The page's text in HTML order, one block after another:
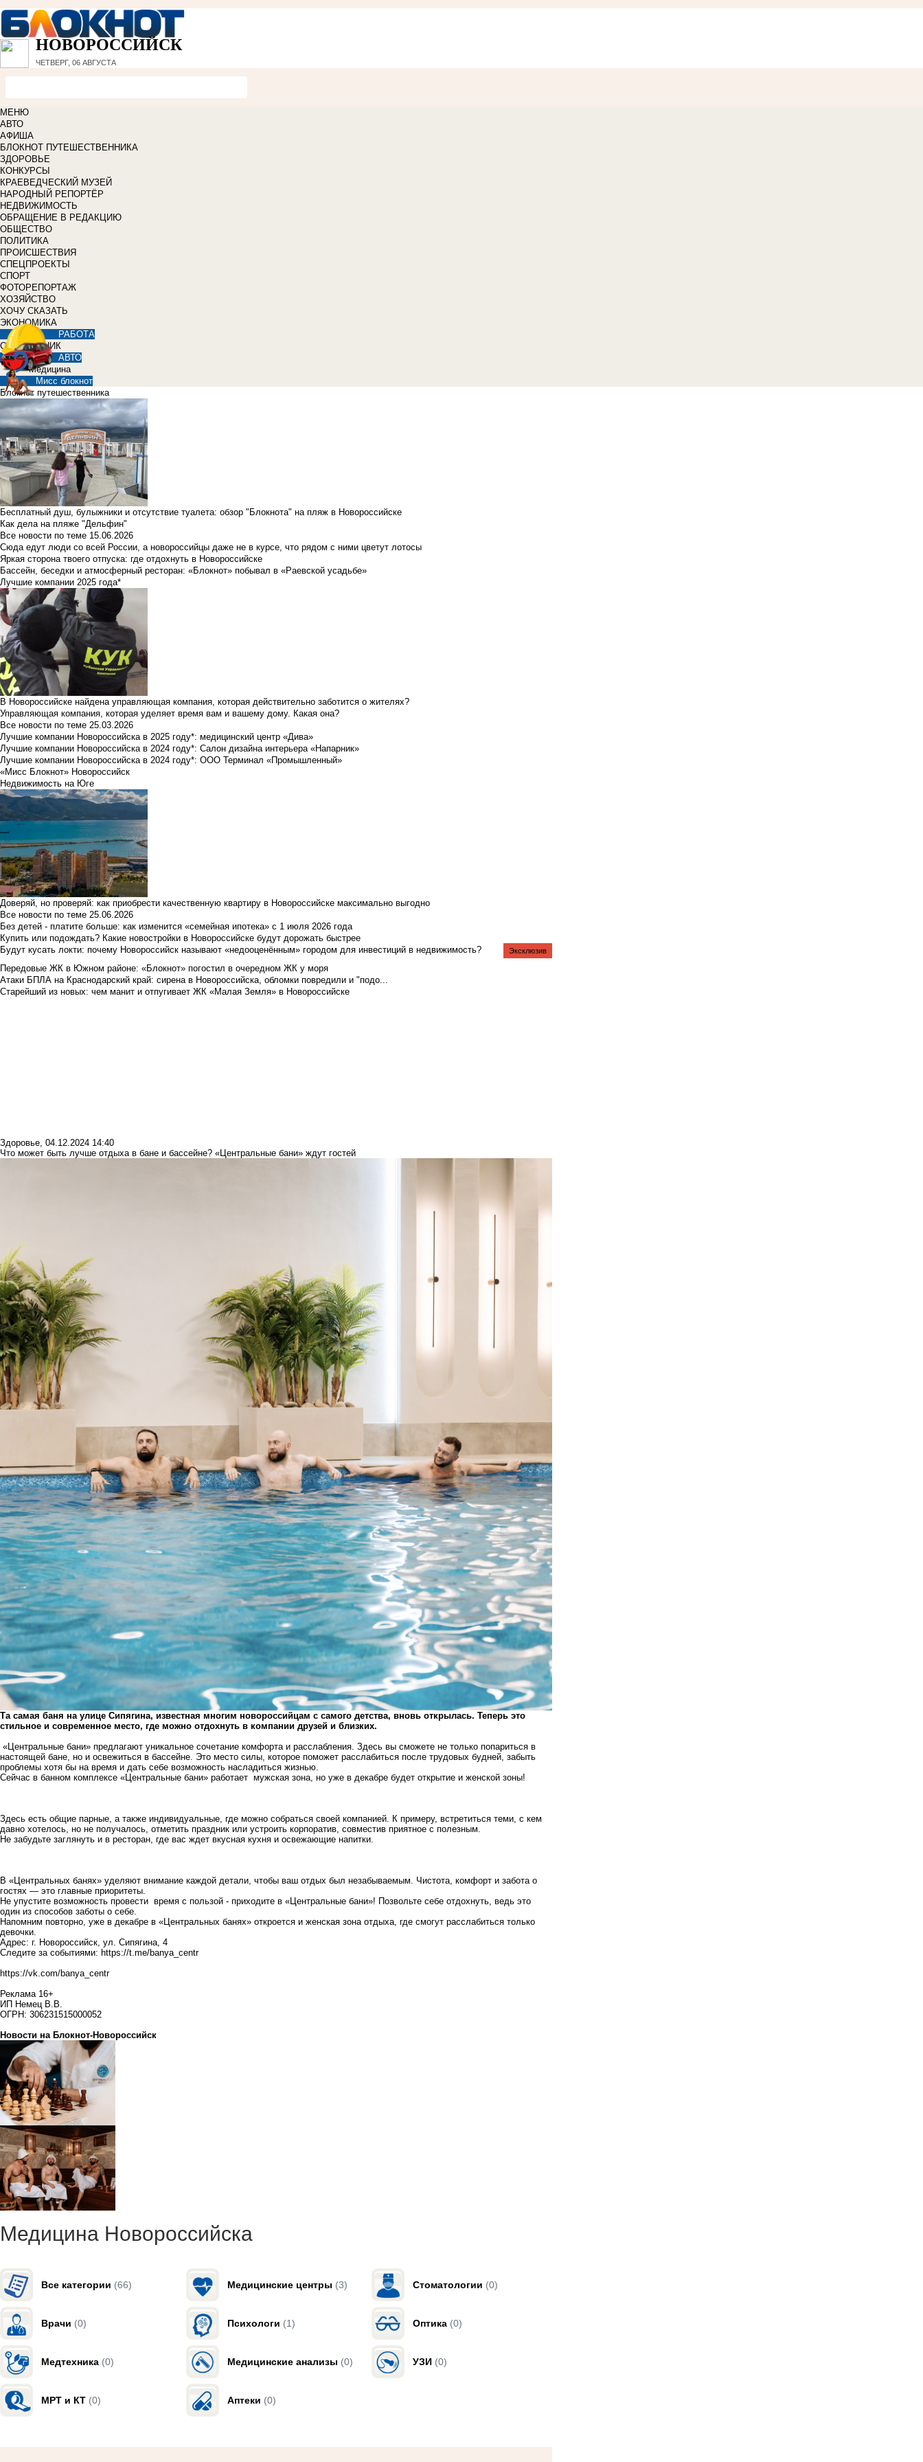
НОВОРОССИЙСК
ЧЕТВЕРГ, 06 АВГУСТА
МЕНЮ
АВТО
АФИША
БЛОКНОТ ПУТЕШЕСТВЕННИКА
ЗДОРОВЬЕ
КОНКУРСЫ
КРАЕВЕДЧЕСКИЙ МУЗЕЙ
НАРОДНЫЙ РЕПОРТЁР
НЕДВИЖИМОСТЬ
ОБРАЩЕНИЕ В РЕДАКЦИЮ
ОБЩЕСТВО
ПОЛИТИКА
ПРОИСШЕСТВИЯ
СПЕЦПРОЕКТЫ
СПОРТ
ФОТОРЕПОРТАЖ
ХОЗЯЙСТВО
ХОЧУ СКАЗАТЬ
ЭКОНОМИКА
РАБОТА
СПРАВОЧНИК
АВТО
Медицина
Мисс блокнот
Блокнот путешественника
Бесплатный душ, булыжники и отсутствие туалета: обзор "Блокнота" на пляж в Новороссийске
Как дела на пляже "Дельфин"
Все новости по теме 15.06.2026
Сюда едут люди со всей России, а новороссийцы даже не в курсе, что рядом с ними цветут лотосы
Яркая сторона твоего отпуска: где отдохнуть в Новороссийске
Бассейн, беседки и атмосферный ресторан: «Блокнот» побывал в «Раевской усадьбе»
Лучшие компании 2025 года*
В Новороссийске найдена управляющая компания, которая действительно заботится о жителях?
Управляющая компания, которая уделяет время вам и вашему дому. Какая она?
Все новости по теме 25.03.2026
Лучшие компании Новороссийска в 2025 году*: медицинский центр «Дива»
Лучшие компании Новороссийска в 2024 году*: Салон дизайна интерьера «Напарник»
Лучшие компании Новороссийска в 2024 году*: ООО Терминал «Промышленный»
«Мисс Блокнот» Новороссийск
Недвижимость на Юге
Доверяй, но проверяй: как приобрести качественную квартиру в Новороссийске максимально выгодно
Все новости по теме 25.06.2026
Без детей - платите больше: как изменится «семейная ипотека» с 1 июля 2026 года
Купить или подождать? Какие новостройки в Новороссийске будут дорожать быстрее
Будут кусать локти: почему Новороссийск называют «недооценённым» городом для инвестиций в недвижимость?
Передовые ЖК в Южном районе: «Блокнот» погостил в очередном ЖК у моря
Атаки БПЛА на Краснодарский край: сирена в Новороссийска, обломки повредили и "подо...
Старейший из новых: чем манит и отпугивает ЖК «Малая Земля» в Новороссийске
Эксклюзив
Здоровье, 04.12.2024 14:40
Что может быть лучше отдыха в бане и бассейне? «Центральные бани» ждут гостей
Та самая баня на улице Сипягина, известная многим новороссийцам с самого детства, вновь открылась. Теперь это
стильное и современное место, где можно отдохнуть в компании друзей и близких.
«Центральные бани» предлагают уникальное сочетание комфорта и расслабления. Здесь вы сможете не только попариться в
настоящей бане, но и освежиться в бассейне. Это место силы, которое поможет расслабиться после трудовых будней, забыть
проблемы хотя бы на время и дать себе возможность насладиться жизнью.
Сейчас в банном комплексе «Центральные бани» работает мужская зона, но уже в декабре будет открытие и женской зоны!
Здесь есть общие парные, а также индивидуальные, где можно собраться своей компанией. К примеру, встретиться теми, с кем
давно хотелось, но не получалось, отметить праздник или устроить корпоратив, совместив приятное с полезным.
Не забудьте заглянуть и в ресторан, где вас ждет вкусная кухня и освежающие напитки.
В «Центральных банях» уделяют внимание каждой детали, чтобы ваш отдых был незабываемым. Чистота, комфорт и забота о
гостях — это главные приоритеты.
Не упустите возможность провести время с пользой - приходите в «Центральные бани»! Позвольте себе отдохнуть, ведь это
один из способов заботы о себе.
Напомним повторно, уже в декабре в «Центральных банях» откроется и женская зона отдыха, где смогут расслабиться только
девочки.
Адрес: г. Новороссийск, ул. Сипягина, 4
Следите за событиями: https://t.me/banya_centr
https://vk.com/banya_centr
Реклама 16+
ИП Немец В.В.
ОГРН: 306231515000052
Новости на Блoкнoт-Новороссийск
Медицина Новороссийска
Все категории (66) Медицинские центры (3) Стоматологии (0)
Врачи (0) Психологи (1) Оптика (0)
Медтехника (0) Медицинские анализы (0) УЗИ (0)
МРТ и КТ (0) Аптеки (0)